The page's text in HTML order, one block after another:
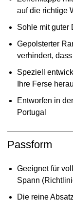
auf die richtige
Sohle mit guter
Gepolsterter
verhindert,
Speziell
Ihre Ferse
Entworfen in
Portugal
Passform
Geeignet für
Spann
Die reine